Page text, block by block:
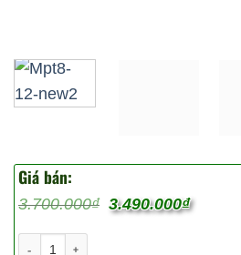
Giá bán:
3.700.000₫ Giá
gốc
3.490.000₫Giá
[MPT8-12] Máy trị liệu đa năng